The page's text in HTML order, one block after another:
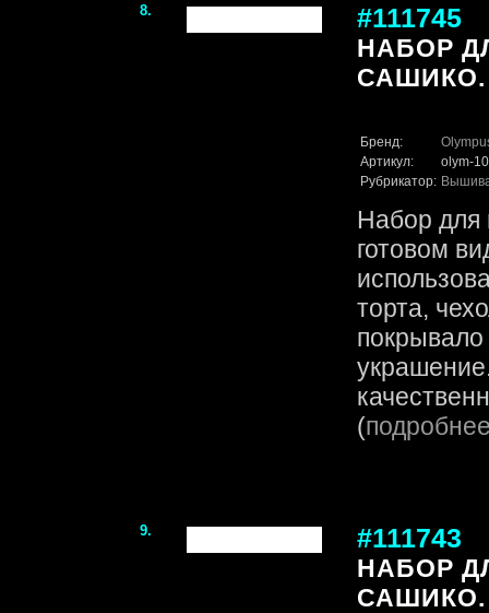
8. #111745
НАБОР
САШИКО.
Бренд:
Артикул:
olym-
Рубрикатор:
Набор
готовом
торта,
(
9. #111743
НАБОР
САШИКО.